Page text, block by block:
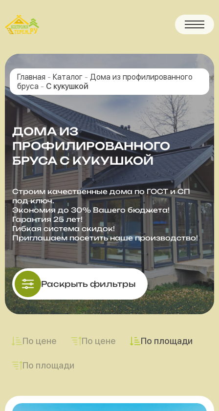
Главная - Каталог - Дома из профилированного
бруса - С кукушкой
ДОМА ИЗ
ПРОФИЛИРОВАННОГО
БРУСА С КУКУШКОЙ
Строим качественные дома по ГОСТ и СП
под ключ.
Экономия до 30% Вашего бюджета!
Гарантия 25 лет!
Гибкая система скидок!
Приглашаем посетить наше производство!
Раскрыть фильтры
По цене По цене По площади
По площади